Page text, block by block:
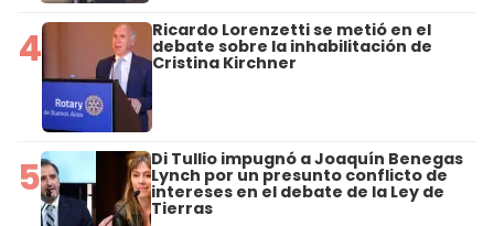
4 Ricardo Lorenzetti se metió en el
debate sobre la inhabilitación de
Cristina Kirchner
5 Di Tullio impugnó a Joaquín Benegas
Lynch por un presunto conflicto de
intereses en el debate de la Ley de
Tierras